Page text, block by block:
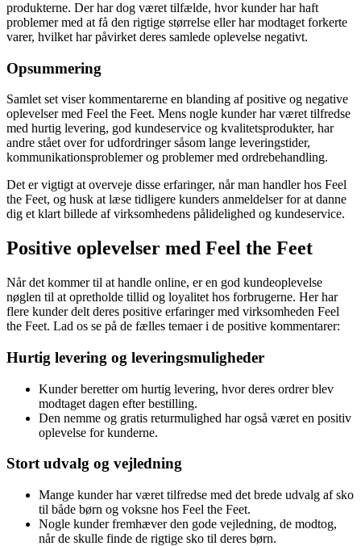
produkterne. Der har dog været tilfælde, hvor kunder har haft
problemer med at få den rigtige størrelse eller har modtaget forkerte
varer, hvilket har påvirket deres samlede oplevelse negativt.
Opsummering
Samlet set viser kommentarerne en blanding af positive og negative
oplevelser med Feel the Feet. Mens nogle kunder har været tilfredse
med hurtig levering, god kundeservice og kvalitetsprodukter, har
andre stået over for udfordringer såsom lange leveringstider,
kommunikationsproblemer og problemer med ordrebehandling.
Det er vigtigt at overveje disse erfaringer, når man handler hos Feel
the Feet, og husk at læse tidligere kunders anmeldelser for at danne
dig et klart billede af virksomhedens pålidelighed og kundeservice.
Positive oplevelser med Feel the Feet
Når det kommer til at handle online, er en god kundeoplevelse
nøglen til at opretholde tillid og loyalitet hos forbrugerne. Her har
flere kunder delt deres positive erfaringer med virksomheden Feel
the Feet. Lad os se på de fælles temaer i de positive kommentarer:
Hurtig levering og leveringsmuligheder
Kunder beretter om hurtig levering, hvor deres ordrer blev
modtaget dagen efter bestilling.
Den nemme og gratis returmulighed har også været en positiv
oplevelse for kunderne.
Stort udvalg og vejledning
Mange kunder har været tilfredse med det brede udvalg af sko
til både børn og voksne hos Feel the Feet.
Nogle kunder fremhæver den gode vejledning, de modtog,
når de skulle finde de rigtige sko til deres børn.